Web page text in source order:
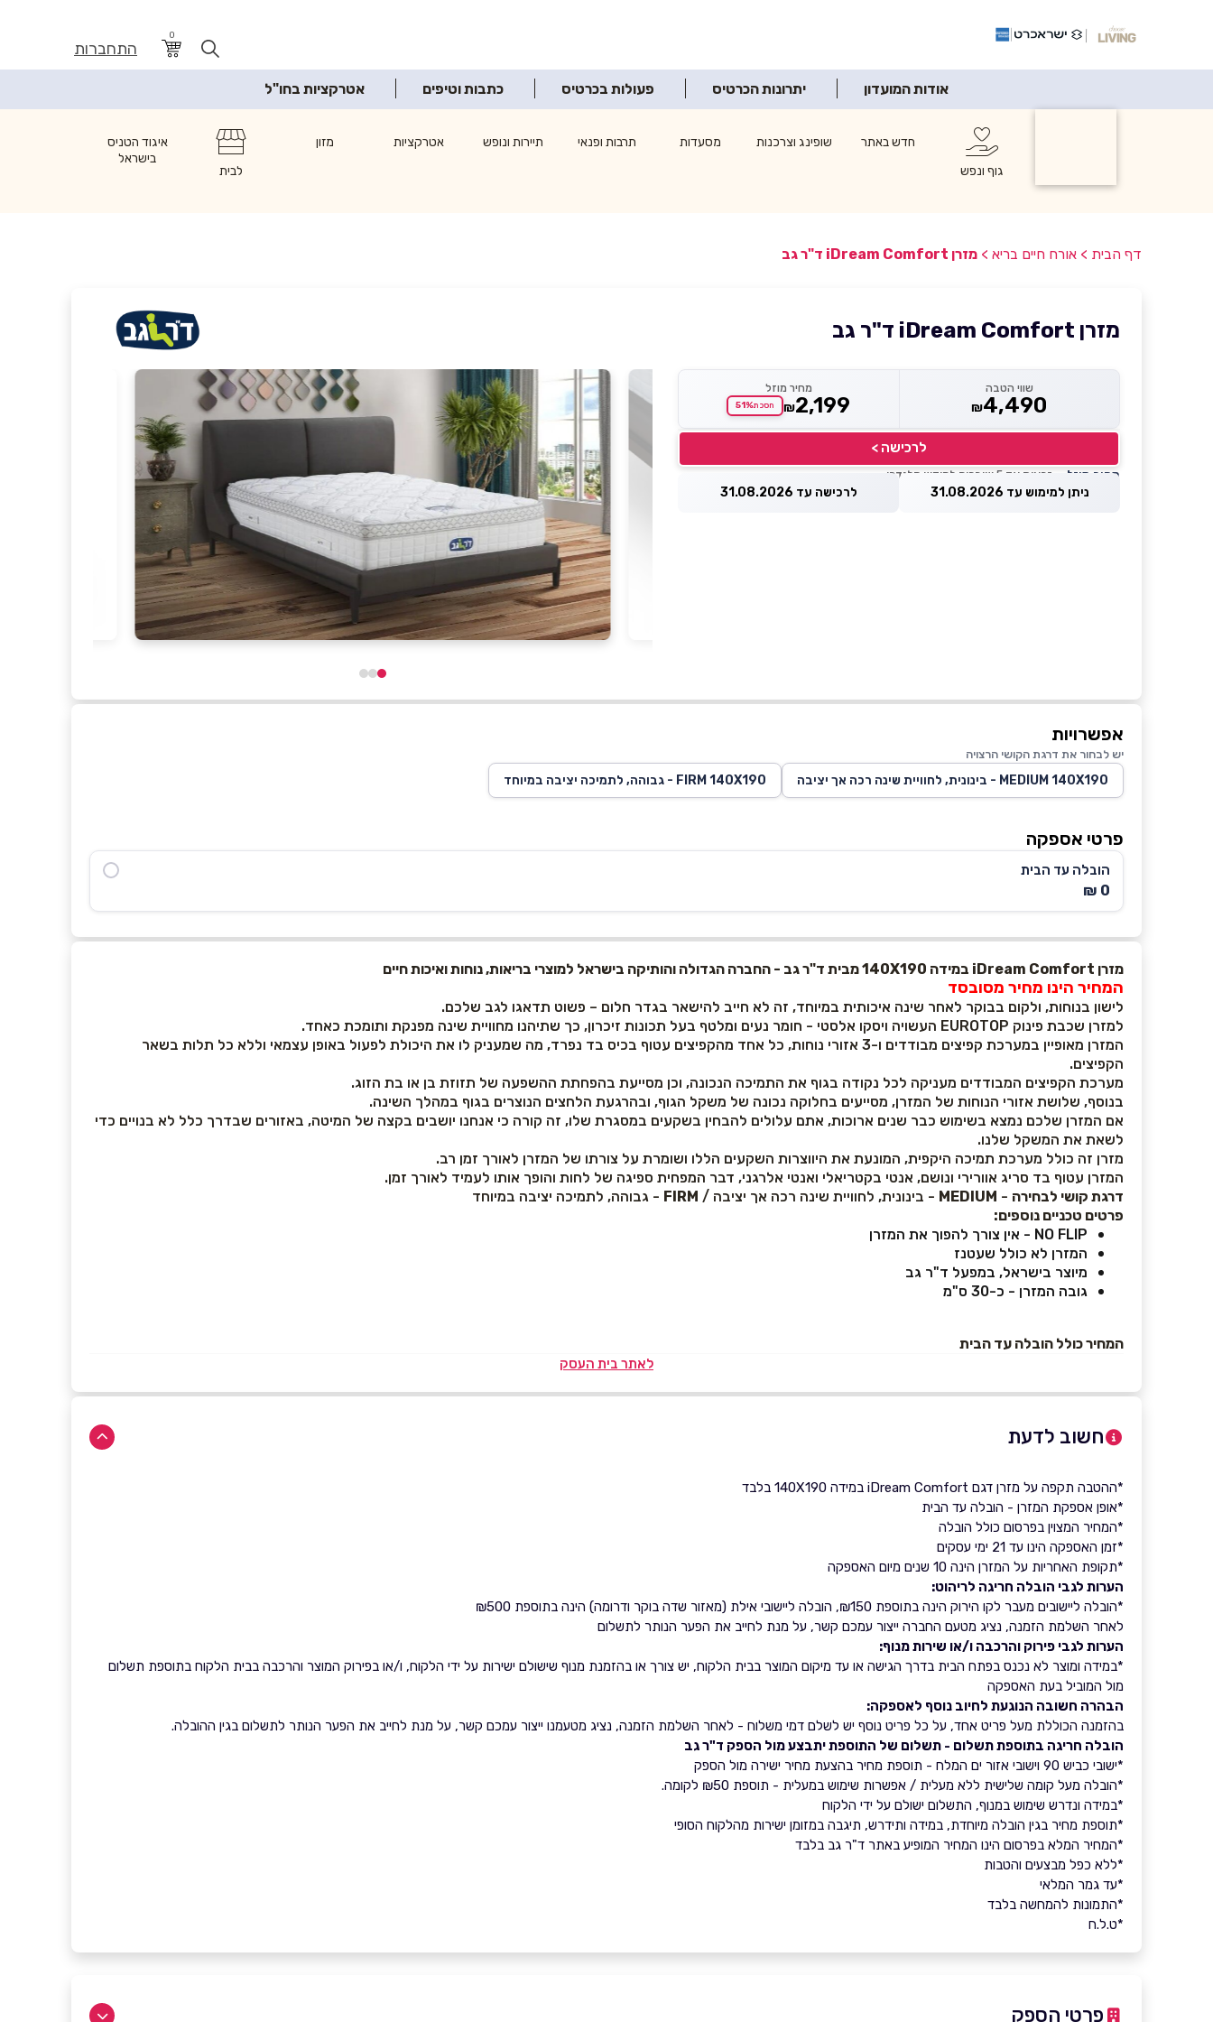
0
התחברות
אודות המועדון יתרונות הכרטיס פעולות בכרטיס כתבות וטיפים אטרקציות בחו"ל
גוף ונפש
חדש באתר שופינג וצרכנות מסעדות תרבות ופנאי תיירות ונופש אטרקציות
מזון
לבית
איגוד הטניס
בישראל
דף הבית > אורח חיים בריא > מזרן iDream Comfort ד"ר גב
מזרן iDream Comfort ד"ר גב
שווי הטבה
₪4,490
מחיר מוזל
₪2,199 חסכת51%
לרכישה >
מחיר מוזל — זכאות עד 5 שוברים לחודש קלנדרי
ניתן למימוש עד 31.08.2026 לרכישה עד 31.08.2026
אפשרויות
יש לבחור את דרגת הקושי הרצויה
MEDIUM 140X190 - בינונית, לחוויית שינה רכה אך יציבה FIRM 140X190 - גבוהה, לתמיכה יציבה במיוחד
פרטי אספקה
הובלה עד הבית
0 ₪
מזרן iDream Comfort במידה 140X190 מבית ד"ר גב - החברה הגדולה והותיקה בישראל למוצרי בריאות, נוחות ואיכות חיים
המחיר הינו מחיר מסובסד
לישון בנוחות, ולקום בבוקר לאחר שינה איכותית במיוחד, זה לא חייב להישאר בגדר חלום – פשוט תדאגו לגב שלכם.
למזרן שכבת פינוק EUROTOP העשויה ויסקו אלסטי - חומר נעים ומלטף בעל תכונות זיכרון, כך שתיהנו מחוויית שינה מפנקת ותומכת כאחד.
המזרן מאופיין במערכת קפיצים מבודדים ו-3 אזורי נוחות, כל אחד מהקפיצים עטוף בכיס בד נפרד, מה שמעניק לו את היכולת לפעול באופן עצמאי וללא כל תלות בשאר
הקפיצים.
מערכת הקפיצים המבודדים מעניקה לכל נקודה בגוף את התמיכה הנכונה, וכן מסייעת בהפחתת ההשפעה של תזוזת בן או בת הזוג.
בנוסף, שלושת אזורי הנוחות של המזרן, מסייעים בחלוקה נכונה של משקל הגוף, ובהרגעת הלחצים הנוצרים בגוף במהלך השינה.
אם המזרן שלכם נמצא בשימוש כבר שנים ארוכות, אתם עלולים להבחין בשקעים במסגרת שלו, זה קורה כי אנחנו יושבים בקצה של המיטה, באזורים שבדרך כלל לא בנויים כדי
לשאת את המשקל שלנו.
מזרן זה כולל מערכת תמיכה היקפית, המונעת את היווצרות השקעים הללו ושומרת על צורתו של המזרן לאורך זמן רב.
המזרן עטוף בד סריג אוורירי ונושם, אנטי בקטריאלי ואנטי אלרגני, דבר המפחית ספיגה של לחות והופך אותו לעמיד לאורך זמן.
דרגת קושי לבחירה -
MEDIUM - בינונית, לחוויית שינה רכה אך יציבה / FIRM - גבוהה, לתמיכה יציבה במיוחד
פרטים טכניים נוספים:
NO FLIP - אין צורך להפוך את המזרן
המזרן לא כולל שעטנז
מיוצר בישראל, במפעל ד"ר גב
גובה המזרן - כ-30 ס"מ
המחיר כולל הובלה עד הבית
לאתר בית העסק
חשוב לדעת
*ההטבה תקפה על מזרן דגם iDream Comfort במידה 140X190 בלבד
*אופן אספקת המזרן - הובלה עד הבית
*המחיר המצוין בפרסום כולל הובלה
*זמן האספקה הינו עד 21 ימי עסקים
*תקופת האחריות על המזרן הינה 10 שנים מיום האספקה
הערות לגבי הובלה חריגה לריהוט:
*הובלה ליישובים מעבר לקו הירוק הינה בתוספת ₪150, הובלה ליישובי אילת (מאזור שדה בוקר ודרומה) הינה בתוספת ₪500
לאחר השלמת הזמנה, נציג מטעם החברה ייצור עמכם קשר, על מנת לחייב את הפער הנותר לתשלום
הערות לגבי פירוק והרכבה ו/או שירות מנוף:
*במידה ומוצר לא נכנס בפתח הבית בדרך הגישה או עד מיקום המוצר בבית הלקוח, יש צורך או בהזמנת מנוף שישולם ישירות על ידי הלקוח, ו/או בפירוק המוצר והרכבה בבית הלקוח בתוספת תשלום
מול המוביל בעת האספקה
הבהרה חשובה הנוגעת לחיוב נוסף לאספקה:
בהזמנה הכוללת מעל פריט אחד, על כל פריט נוסף יש לשלם דמי משלוח - לאחר השלמת הזמנה, נציג מטעמנו ייצור עמכם קשר, על מנת לחייב את הפער הנותר לתשלום בגין ההובלה.
הובלה חריגה בתוספת תשלום - תשלום של התוספת יתבצע מול הספק ד"ר גב
*ישובי כביש 90 וישובי אזור ים המלח - תוספת מחיר בהצעת מחיר ישירה מול הספק
*הובלה מעל קומה שלישית ללא מעלית / אפשרות שימוש במעלית - תוספת ₪50 לקומה.
*במידה ונדרש שימוש במנוף, התשלום ישולם על ידי הלקוח
*תוספת מחיר בגין הובלה מיוחדת, במידה ותידרש, תיגבה במזומן ישירות מהלקוח הסופי
*המחיר המלא בפרסום הינו המחיר המופיע באתר ד"ר גב בלבד
*ללא כפל מבצעים והטבות
*עד גמר המלאי
*התמונות להמחשה בלבד
*ט.ל.ח
פרטי הספק